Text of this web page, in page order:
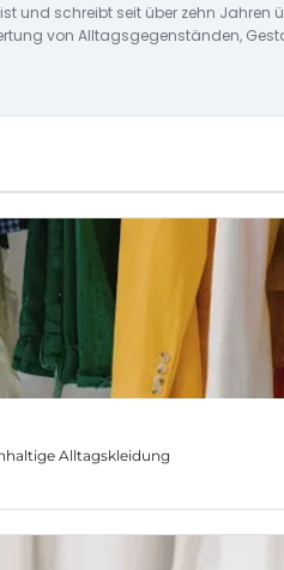
und schreibt seit über zehn Jahren
von Alltagsgegenständen,
Alltagskleidung